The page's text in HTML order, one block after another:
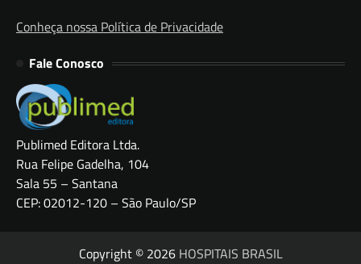
Conheça nossa Política de Privacidade
Fale Conosco
Publimed Editora Ltda.
Rua Felipe Gadelha, 104
Sala 55 – Santana
CEP: 02012-120 – São Paulo/SP
Copyright © 2026 HOSPITAIS BRASIL